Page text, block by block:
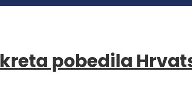
pobedila